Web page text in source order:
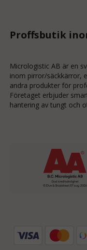
Proffsbutik
Micrologistic AB är en
inom pirror/säckkärror,
andra produkter för
Företaget erbjuder
hantering av tungt och